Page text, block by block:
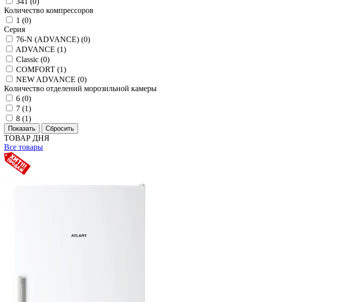
Количество компрессоров
1 (0)
Серия
76-N (ADVANCE) (0)
ADVANCE (1)
Classic (0)
COMFORT (1)
NEW ADVANCE (0)
Количество отделений морозильной камеры
6 (0)
7 (1)
8 (1)
ТОВАР ДНЯ
Все товары